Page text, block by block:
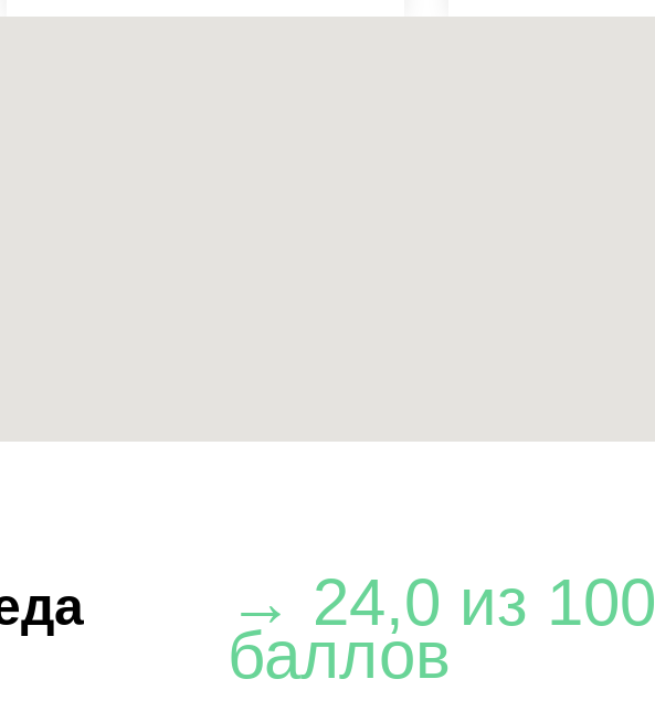
→ 24,0 из 100
баллов